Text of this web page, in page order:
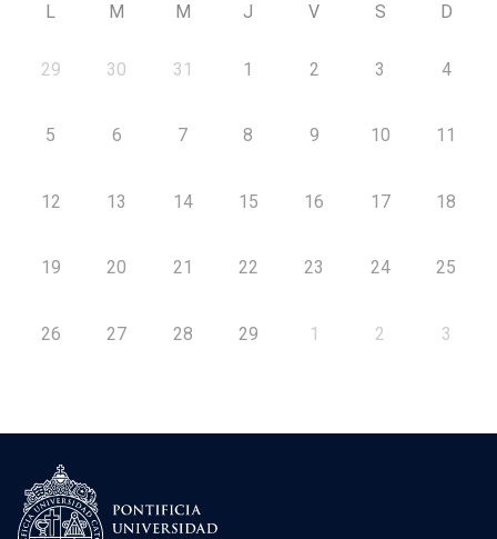
L M M J V S D
29 30 31 1 2 3 4
5 6 7 8 9 10 11
12 13 14 15 16 17 18
19 20 21 22 23 24 25
26 27 28 29 1 2 3